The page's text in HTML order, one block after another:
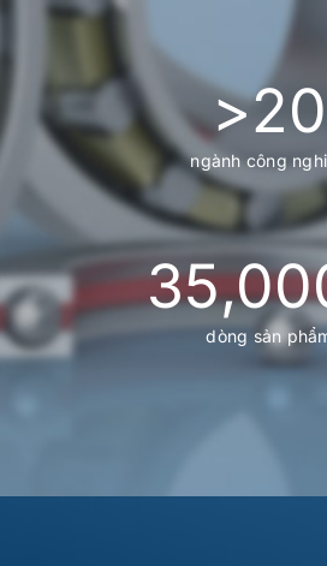
>20
ngành công
dòng sản